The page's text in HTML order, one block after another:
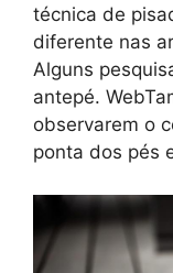
técnica de
diferente nas
Alguns
antepé.
observarem o
ponta dos pés